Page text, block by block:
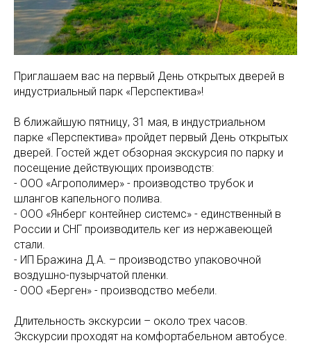
Приглашаем вас на первый День открытых дверей в
индустриальный парк «Перспектива»!
В ближайшую пятницу, 31 мая, в индустриальном
парке «Перспектива» пройдет первый День открытых
дверей. Гостей ждет обзорная экскурсия по парку и
посещение действующих производств:
- ООО «Агрополимер» - производство трубок и
шлангов капельного полива.
- ООО «Янберг контейнер системс» - единственный в
России и СНГ производитель кег из нержавеющей
стали.
- ИП Бражина Д.А. – производство упаковочной
воздушно-пузырчатой пленки.
- ООО «Берген» - производство мебели.
Длительность экскурсии – около трех часов.
Экскурсии проходят на комфортабельном автобусе.